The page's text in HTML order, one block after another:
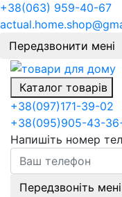
+38(063) 959-40-67
Передзвонити мені
Каталог товарів
+38(097)171-39-02
+38(095)905-43-36
Напишіть номер
Передзвоніть мені